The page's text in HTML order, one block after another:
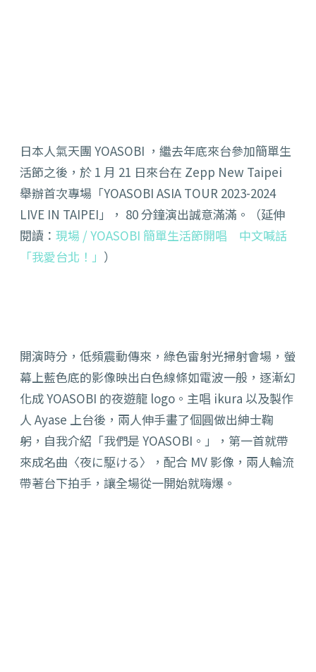
日本人氣天團 YOASOBI ，繼去年底來台參加簡單生
活節之後，於 1 月 21 日來台在 Zepp New Taipei
舉辦首次專場「YOASOBI ASIA TOUR 2023-2024
LIVE IN TAIPEI」， 80 分鐘演出誠意滿滿。（延伸
閱讀： 現場 / YOASOBI 簡單生活節開唱 中文喊話
「我愛台北！」 ）
開演時分，低頻震動傳來，綠色雷射光掃射會場，螢
幕上藍色底的影像映出白色線條如電波一般，逐漸幻
化成 YOASOBI 的夜遊龍 logo。主唱 ikura 以及製作
人 Ayase 上台後，兩人伸手畫了個圓做出紳士鞠
躬，自我介紹「我們是 YOASOBI。」，第一首就帶
來成名曲〈夜に駆ける〉，配合 MV 影像，兩人輪流
帶著台下拍手，讓全場從一開始就嗨爆。